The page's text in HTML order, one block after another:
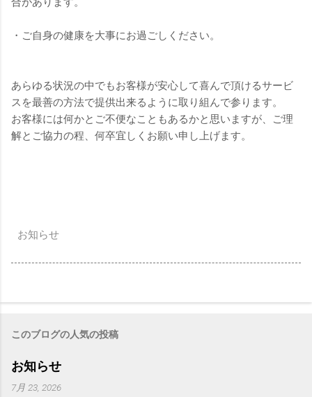
・ご自身の健康を大事にお過ごしください。
あらゆる状況の中でもお客様が安心して喜んで頂けるサービ
スを最善の方法で提供出来るように取り組んで参ります。
お客様には何かとご不便なこともあるかと思いますが、ご理
解とご協力の程、何卒宜しくお願い申し上げます。
お知らせ
このブログの人気の投稿
お知らせ
7月 23, 2026